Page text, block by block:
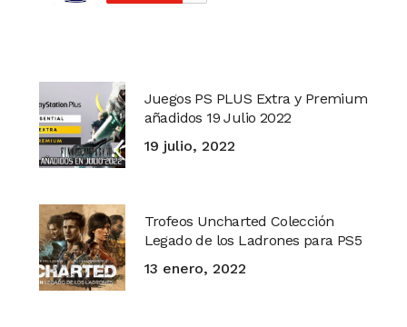
Juegos PS PLUS Extra y Premium
añadidos 19 Julio 2022
19 julio, 2022
Trofeos Uncharted Colección
Legado de los Ladrones para PS5
13 enero, 2022